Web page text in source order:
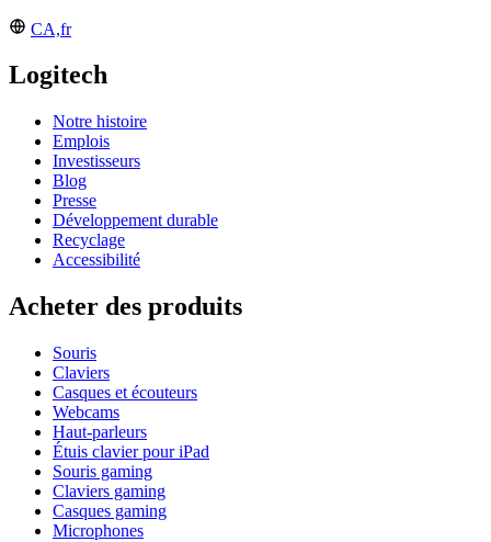
CA,fr
Logitech
Notre histoire
Emplois
Investisseurs
Blog
Presse
Développement durable
Recyclage
Accessibilité
Acheter des produits
Souris
Claviers
Casques et écouteurs
Webcams
Haut-parleurs
Étuis clavier pour iPad
Souris gaming
Claviers gaming
Casques gaming
Microphones